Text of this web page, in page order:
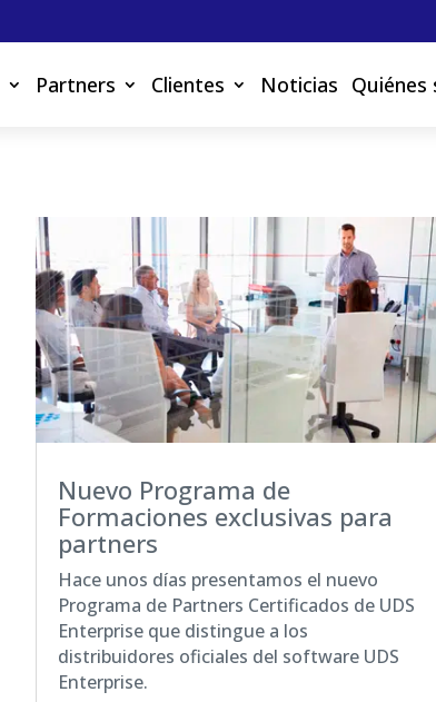
Partners Clientes Noticias Quiénes
Nuevo Programa de
Formaciones exclusivas para
partners
Hace unos días presentamos el nuevo
Programa de Partners Certificados de UDS
Enterpriseque distingue a los
distribuidores oficiales del software UDS
Enterprise.